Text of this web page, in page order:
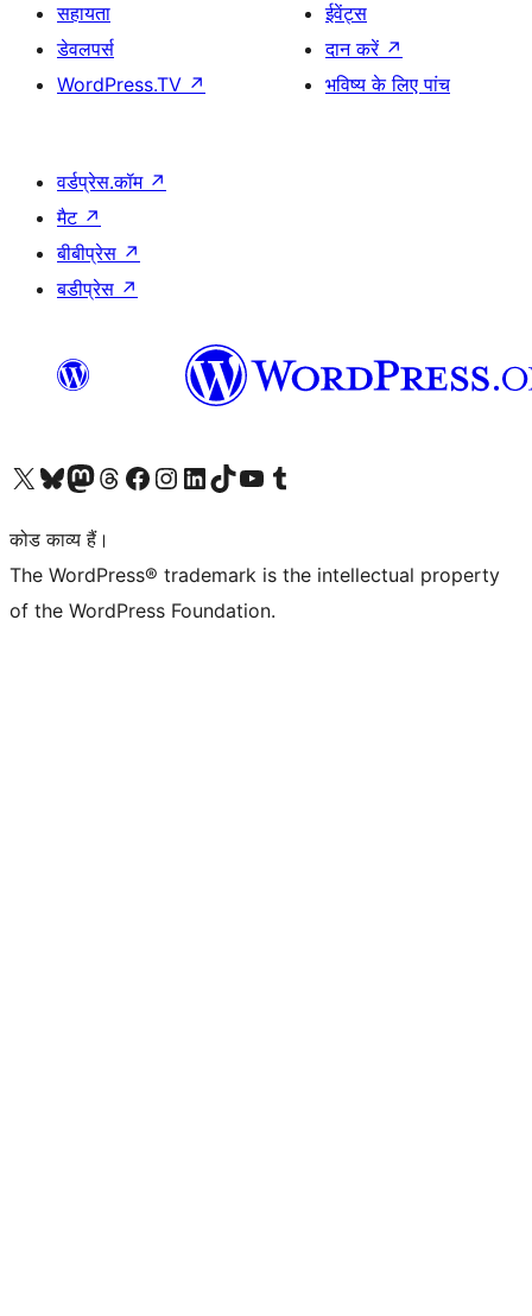
सहायता
डेवलपर्स
WordPress.TV ↗
ईवेंट्स
दान करें ↗
भविष्य के लिए पांच
वर्डप्रेस.कॉम ↗
मैट ↗
बीबीप्रेस ↗
बडीप्रेस ↗
Visit our X (formerly Twitter) account
हमारे बलुस्की खाते पर जाएँVisit our Mastodon account
हमारे थ्रेड्स अकाउंट पर जाएंहमारे फेसबुक पेज पर जाएँहमारे इंस्टाग्राम अकाउंट पर जाएंहमारे लिंक्डइन खाते पर जाएँहमारे टिकटॉक खाते पर जाएँहमारे यूट्यूब चैनल पर जाएंहमारे Tumblr खाते पर जाएँ
कोड काव्य हैं।
The WordPress® trademark is the intellectual property
of the WordPress Foundation.